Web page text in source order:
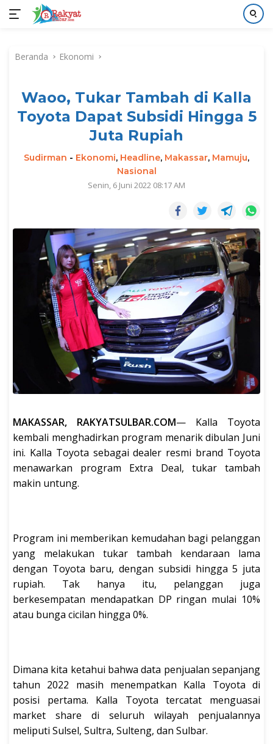
kontenBeranda Ekonomi
Waoo, Tukar Tambah di Kalla
Toyota Dapat Subsidi Hingga 5
Juta Rupiah
Sudirman - Ekonomi, Headline, Makassar, Mamuju,
Nasional
Senin, 6 Juni 2022 08:17 AM
MAKASSAR, RAKYATSULBAR.COM— Kalla Toyota
kembali menghadirkan program menarik dibulan Juni
ini. Kalla Toyota sebagai dealer resmi brand Toyota
menawarkan program Extra Deal, tukar tambah
makin untung.
Program ini memberikan kemudahan bagi pelanggan
yang melakukan tukar tambah kendaraan lama
dengan Toyota baru, dengan subsidi hingga 5 juta
rupiah. Tak hanya itu, pelanggan juga
berkesempatan mendapatkan DP ringan mulai 10%
atau bunga cicilan hingga 0%.
Dimana kita ketahui bahwa data penjualan sepanjang
tahun 2022 masih menempatkan Kalla Toyota di
posisi pertama. Kalla Toyota tercatat menguasai
market share di seluruh wilayah penjualannya
meliputi Sulsel, Sultra, Sulteng, dan Sulbar.